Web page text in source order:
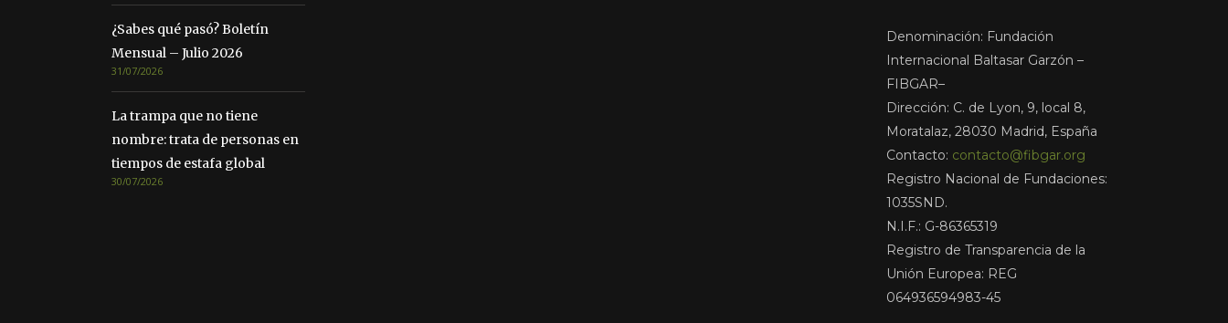
¿Sabes qué pasó? Boletín
Mensual – Julio 2026
31/07/2026
La trampa que no tiene
nombre: trata de personas en
tiempos de estafa global
30/07/2026
Denominación: Fundación
Internacional Baltasar Garzón –
FIBGAR–
Dirección: C. de Lyon, 9, local 8,
Moratalaz, 28030 Madrid, España
Contacto: contacto@fibgar.org
Registro Nacional de Fundaciones:
1035SND.
N.I.F.: G-86365319
Registro de Transparencia de la
Unión Europea: REG
064936594983-45